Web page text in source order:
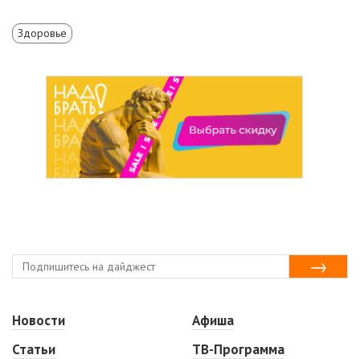
Здоровье
Новости
Статьи
Афиша
ТВ-Программа